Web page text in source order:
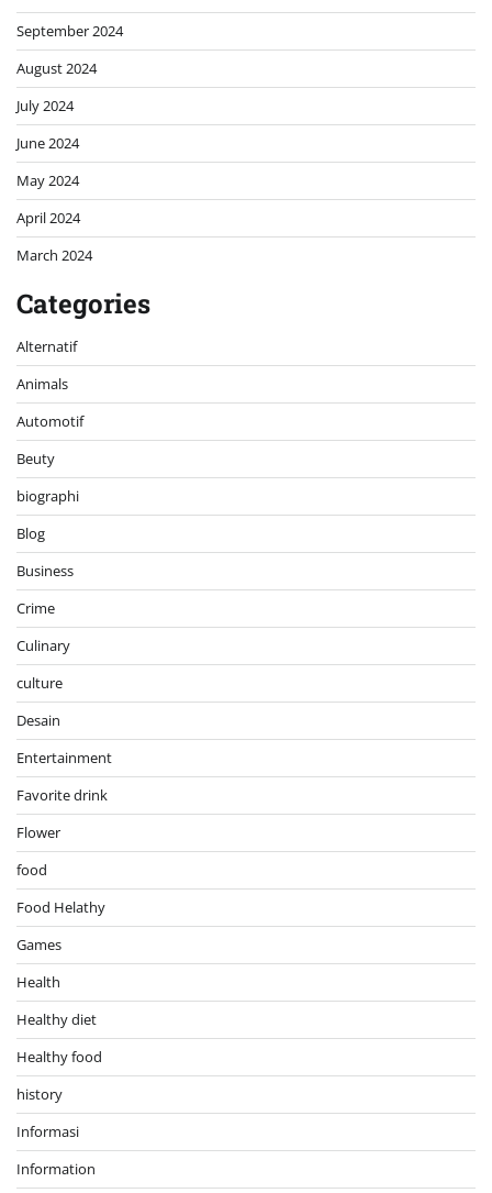
September 2024
August 2024
July 2024
June 2024
May 2024
April 2024
March 2024
Categories
Alternatif
Animals
Automotif
Beuty
biographi
Blog
Business
Crime
Culinary
culture
Desain
Entertainment
Favorite drink
Flower
food
Food Helathy
Games
Health
Healthy diet
Healthy food
history
Informasi
Information